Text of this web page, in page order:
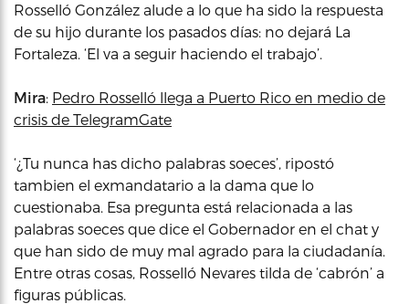
Rosselló González alude a lo que ha sido la respuesta
de su hijo durante los pasados días: no dejará La
Fortaleza. ‘El va a seguir haciendo el trabajo’.
Mira: Pedro Rosselló llega a Puerto Rico en medio de
crisis de TelegramGate
‘¿Tu nunca has dicho palabras soeces’, ripostó
tambien el exmandatario a la dama que lo
cuestionaba. Esa pregunta está relacionada a las
palabras soeces que dice el Gobernador en el chat y
que han sido de muy mal agrado para la ciudadanía.
Entre otras cosas, Rosselló Nevares tilda de ‘cabrón’ a
figuras públicas.